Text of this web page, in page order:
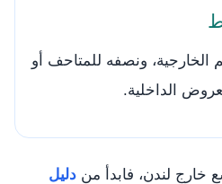
الخارجية، ونصفه للمتاحف أو
الداخلية.
خارج لندن، فابدأ من دليل